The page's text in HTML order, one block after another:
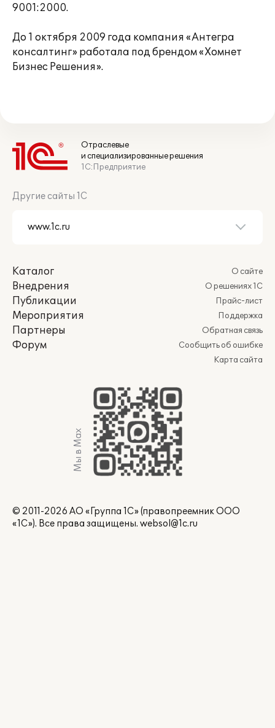
9001:2000.
До 1 октября 2009 года компания «Антегра
консалтинг» работала под брендом «Хомнет
Бизнес Решения».
Отраслевые
и специализированные решения
1С:Предприятие
Другие сайты 1С
Каталог
Внедрения
Публикации
Мероприятия
Партнеры
Форум
О сайте
О решениях 1С
Прайс-лист
Поддержка
Обратная связь
Сообщить об ошибке
Карта сайта
Мы в Max
© 2011-2026 АО «Группа 1С» (правопреемник ООО
«1С»). Все права защищены. websol@1c.ru